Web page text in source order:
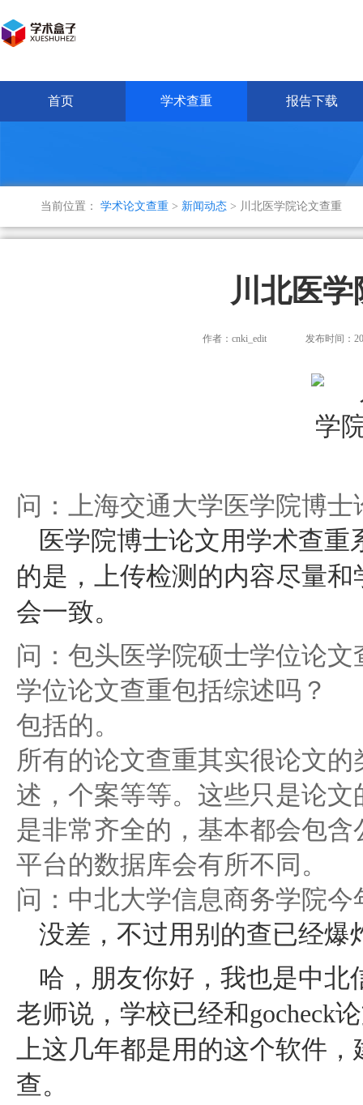
首页 学术查重 报告下载
当前位置： 学术论文查重 > 新闻动态 > 川北医学院论文查重
川北医
作者：cnki_edit 发布时间：
问：上海交通大学医学院博
医学院博士论文用学术查
的是，上传检测的内容尽量
会一致。
问：包头医学院硕士学位论
学位论文查重包括综述吗？
包括的。
所有的论文查重其实很论文
述，个案等等。这些只是论
是非常齐全的，基本都会包
平台的数据库会有所不同。
问：中北大学信息商务学院
没差，不过用别的查已经爆
哈，朋友你好，我也是中
老师说，学校已经和gocheck
上这几年都是用的这个软件
查。